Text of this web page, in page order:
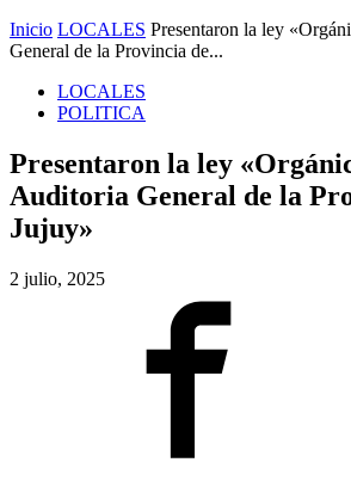
Inicio LOCALES Presentaron la ley
General de la Provincia de...
LOCALES
POLITICA
Presentaron la ley
Auditoria General de la
Jujuy»
2 julio, 2025